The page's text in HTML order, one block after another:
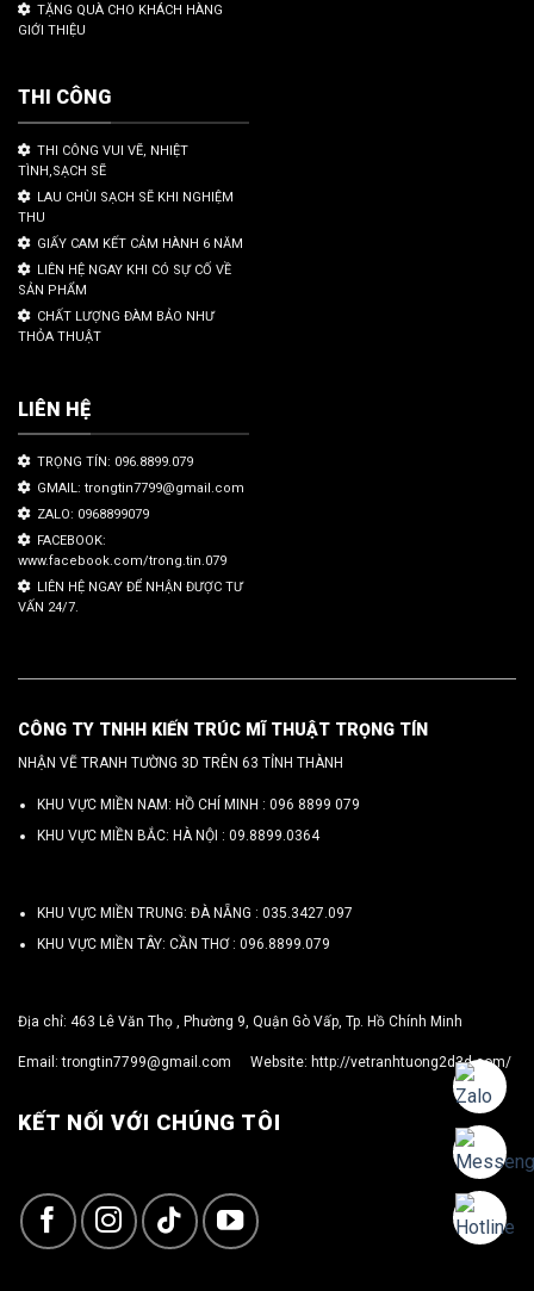
TẶNG QUÀ CHO KHÁCH HÀNG
GIỚI THIỆU
THI CÔNG
THI CÔNG VUI VẼ, NHIỆT
TÌNH,SẠCH SẼ
LAU CHÙI SẠCH SẼ KHI NGHIỆM
THU
GIẤY CAM KẾT CẢM HÀNH 6 NĂM
LIÊN HỆ NGAY KHI CÓ SỰ CỐ VỀ
SẢN PHẨM
CHẤT LƯỢNG ĐÀM BẢO NHƯ
THỎA THUẬT
LIÊN HỆ
TRỌNG TÍN: 096.8899.079
GMAIL: trongtin7799@gmail.com
ZALO: 0968899079
FACEBOOK:
www.facebook.com/trong.tin.079
LIÊN HỆ NGAY ĐỂ NHẬN ĐƯỢC TƯ
VẤN 24/7.
CÔNG TY TNHH KIẾN TRÚC MĨ THUẬT TRỌNG TÍN
NHẬN VẼ TRANH TƯỜNG 3D TRÊN 63 TỈNH THÀNH
KHU VỰC MIỀN NAM: HỒ CHÍ MINH : 096 8899 079
KHU VỰC MIỀN BẮC: HÀ NỘI : 09.8899.0364
KHU VỰC MIỀN TRUNG: ĐÀ NẴNG : 035.3427.097
KHU VỰC MIỀN TÂY: CẦN THƠ : 096.8899.079
Địa chỉ: 463 Lê Văn Thọ , Phường 9, Quận Gò Vấp, Tp. Hồ Chính Minh
Email:trongtin7799@gmail.com Website: http://vetranhtuong2d3d.com/
KẾT NỐI VỚI CHÚNG TÔI